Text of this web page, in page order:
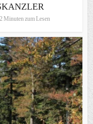
2 Minuten zum Lesen